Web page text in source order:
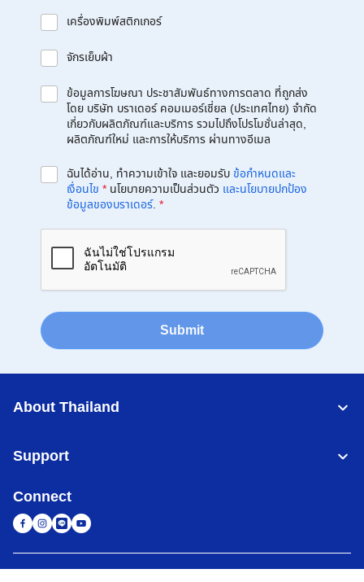
เครื่องพิมพ์สติกเกอร์
จักรเย็บผ้า
ข้อมูลการโฆษณา ประชาสัมพันธ์ทางการตลาด ที่ถูกส่ง
โดย บริษัท บราเดอร์ คอมเมอร์เชี่ยล (ประเทศไทย) จำกัด
เกี่ยวกับผลิตภัณฑ์และบริการ รวมไปถึงโปรโมชั่นล่าสุด,
ผลิตภัณฑ์ใหม่ และการให้บริการ ผ่านทางอีเมล
ฉันได้อ่าน, ทำความเข้าใจ และยอมรับข้อกำหนดและ
เงื่อนไข * นโยบายความเป็นส่วนตัว และนโยบายปกป้อง
ข้อมูลของบราเดอร์. *
Submit
About Thailand
Support
Connect